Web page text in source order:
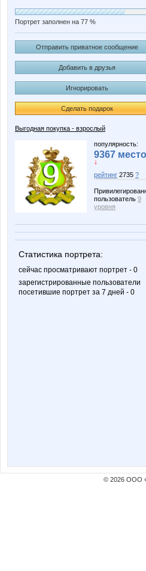
Портрет заполнен на 77 %
Отправить приватное сообщение
Добавить в друзья
Игнорировать
Сделать подарок
Выгодная покупка - взрослый
популярность:
9367 место
↓
рейтинг 2735 ?
пользователь 9
уровня
Статистика портрета:
сейчас просматривают портрет - 0
зарегистрированные пользователи
посетившие портрет за 7 дней - 0
© 2026 ООО